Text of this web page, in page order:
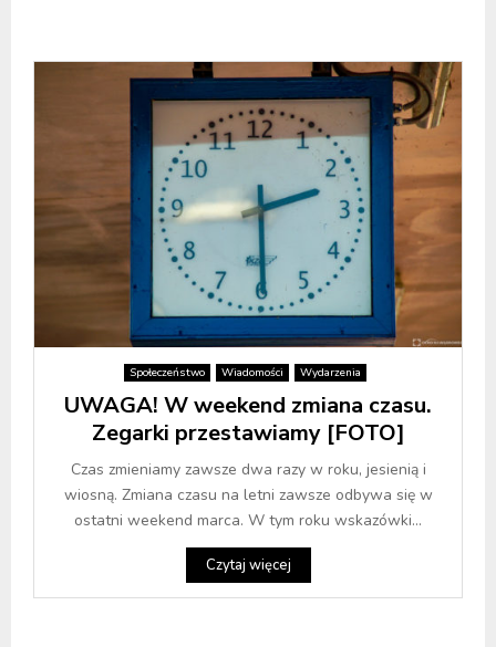
Społeczeństwo Wiadomości Wydarzenia
UWAGA! W weekend zmiana czasu.
Zegarki przestawiamy [FOTO]
Czas zmieniamy zawsze dwa razy w roku, jesienią i
wiosną. Zmiana czasu na letni zawsze odbywa się w
ostatni weekend marca. W tym roku wskazówki...
Czytaj więcej